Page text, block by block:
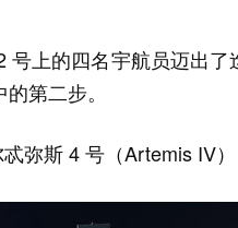
号上的四名宇航员迈出
第二步。
弥斯 4 号（Artemis IV